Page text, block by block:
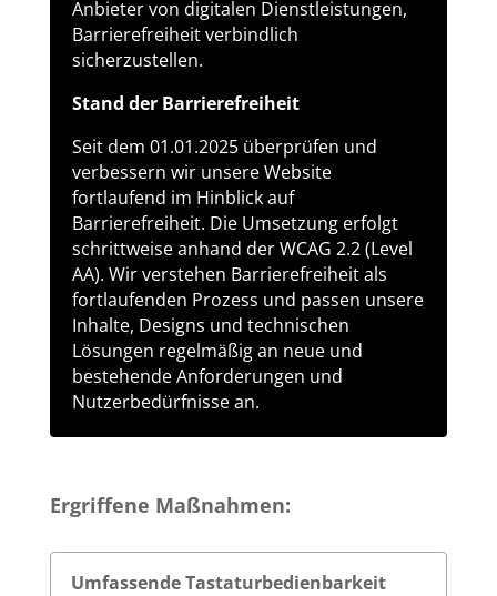
Anbieter von digitalen Dienstleistungen,
Barrierefreiheit verbindlich
sicherzustellen.
Stand der Barrierefreiheit
Seit dem 01.01.2025 überprüfen und
verbessern wir unsere Website
fortlaufend im Hinblick auf
Barrierefreiheit. Die Umsetzung erfolgt
schrittweise anhand der WCAG 2.2 (Level
AA). Wir verstehen Barrierefreiheit als
fortlaufenden Prozess und passen unsere
Inhalte, Designs und technischen
Lösungen regelmäßig an neue und
bestehende Anforderungen und
Nutzerbedürfnisse an.
Ergriffene Maßnahmen:
Umfassende Tastaturbedienbarkeit